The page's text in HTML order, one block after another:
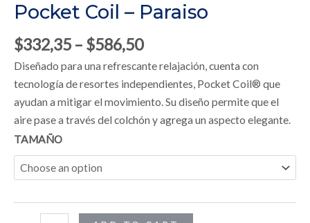
Pocket Coil – Paraiso
$332,35 – $586,50
Diseñado para una refrescante relajación, cuenta con
tecnología de resortes independientes, Pocket Coil® que
ayudan a mitigar el movimiento. Su diseño permite que el
aire pase a través del colchón y agrega un aspecto elegante.
TAMAÑO
Pocket
Coil